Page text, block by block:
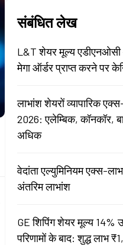
संबंधित लेख
L&T शेयर मूल्य
मेगा ऑर्डर प्राप्त करने पर
लाभांश शेयरों व्यापारिक
2026: एलेम्बिक, कॉनकॉर,
अधिक
वेदांता एल्युमिनियम एक्स-
अंतरिम लाभांश
GE शिपिंग शेयर मूल्य 14%
परिणामों के बाद: शुद्ध लाभ